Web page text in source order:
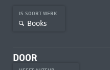
IS SOORT WERK
Books
DOOR